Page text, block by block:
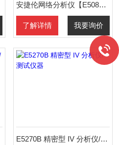
安捷伦网络分析仪【E5080B】
了解详情 我要询价
E5270B 精密型 IV 分析仪/测试仪器